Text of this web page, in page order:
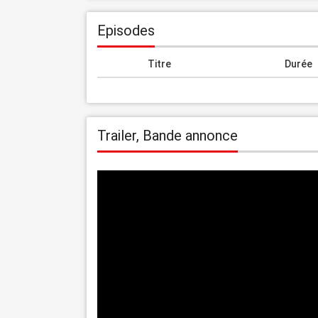
Episodes
Titre Durée
Trailer, Bande annonce